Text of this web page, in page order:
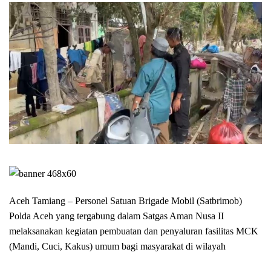
Aceh Tamiang – Personel Satuan Brigade Mobil (Satbrimob)
Polda Aceh yang tergabung dalam Satgas Aman Nusa II
melaksanakan kegiatan pembuatan dan penyaluran fasilitas MCK
(Mandi, Cuci, Kakus) umum bagi masyarakat di wilayah